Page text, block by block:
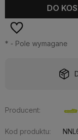
DO
* - Pole wymagane
Producent:
Kod produktu: